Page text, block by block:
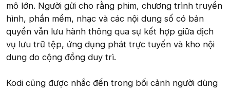
mô lớn. Người gửi cho rằng phim, chương trình truyền
hình, phần mềm, nhạc và các nội dung số có bản
quyền vẫn lưu hành thông qua sự kết hợp giữa dịch
vụ lưu trữ tệp, ứng dụng phát trực tuyến và kho nội
dung do cộng đồng duy trì.
Kodi cũng được nhắc đến trong bối cảnh người dùng